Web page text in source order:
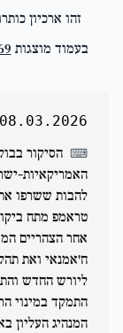
זהו ארכיון
בעמוד מוצגות
08.03.2026
⌨ הסיקור
האמריקאיות-
להבות ששרפו
טראמפ מתח
אחר הצהריים
ח'אמנאי ואת
ליורש החדש
התמקד במינוי
המנהיג העליון